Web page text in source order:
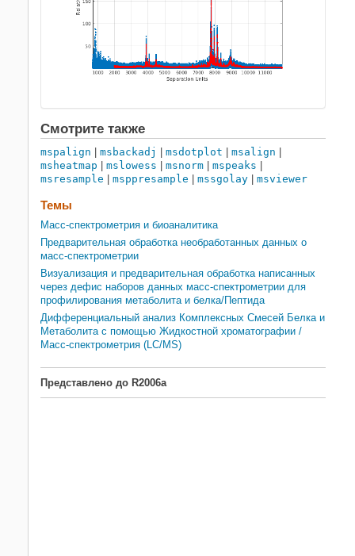
Смотрите также
mspalign msbackadj msdotplot msalign
msheatmap
mslowess msnorm mspeaks
msresample
msppresample mssgolay msviewer
Темы
Масс-спектрометрия и биоаналитика
Предварительная обработка необработанных данных о
масс-спектрометрии
Визуализация и предварительная обработка написанных
через дефис наборов данных масс-спектрометрии для
профилирования метаболита и белка/Пептида
Дифференциальный анализ Комплексных Смесей Белка и
Метаболита с помощью Жидкостной хроматографии /
Масс-спектрометрия (LC/MS)
Представлено до R2006a